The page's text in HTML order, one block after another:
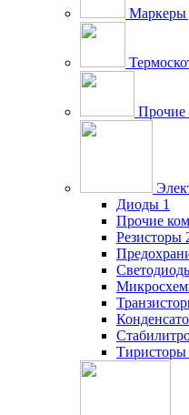
Маркеры
Прочие
Диоды 1
Прочие
Резисторы
Тиристоры